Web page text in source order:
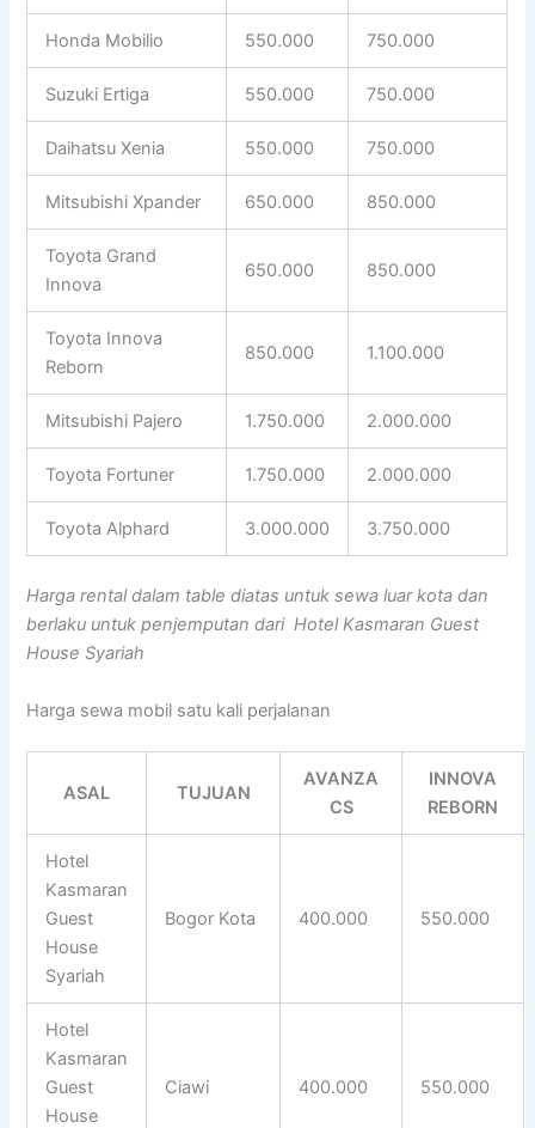
Honda Mobilio 550.000 750.000
Suzuki Ertiga 550.000 750.000
Daihatsu Xenia 550.000 750.000
Mitsubishi Xpander 650.000 850.000
Toyota Grand
Innova
650.000 850.000
Toyota Innova
Reborn
850.000 1.100.000
Mitsubishi Pajero 1.750.000 2.000.000
Toyota Fortuner 1.750.000 2.000.000
Toyota Alphard 3.000.000 3.750.000
Harga rental dalam table diatas untuk sewa luar kota dan
berlaku untuk penjemputan dari Hotel Kasmaran Guest
House Syariah
Harga sewa mobil satu kali perjalanan
ASAL TUJUAN
AVANZA
CS
INNOVA
REBORN
Hotel
Kasmaran
Guest
House
Syariah
Bogor Kota 400.000 550.000
Hotel
Kasmaran
Guest
House
Ciawi 400.000 550.000